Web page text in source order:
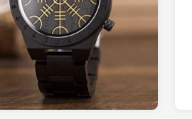
50.00
AMAZON.fr